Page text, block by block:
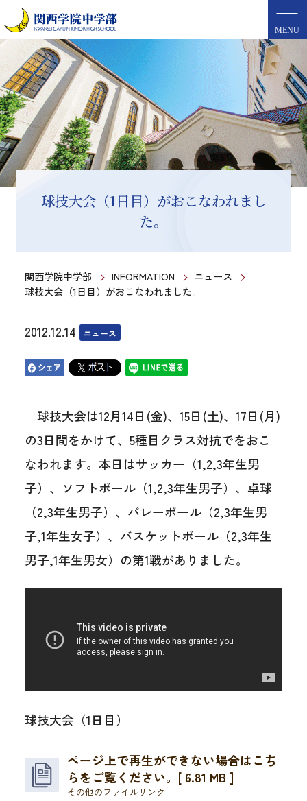
MENU
球技大会（1日目）がおこなわれまし
た。
関西学院中学部 INFORMATION
ニュース
球技大会（1日目）がおこなわれました。
2012.12.14 ニュース
球技大会は12月14日(金)、15日(土)、17日(月)
の3日間をかけて、5種目クラス対抗でをおこ
なわれます。本日はサッカー（1,2,3年生男
子）、ソフトボール（1,2,3年生男子）、卓球
（2,3年生男子）、バレーボール（2,3年生男
子,1年生女子）、バスケットボール（2,3年生
男子,1年生男女）の第1戦がありました。
球技大会（1日目）
ページ上で再生ができない場合はこち
らをご覧ください。[ 6.81 MB ]
その他のファイルリンク